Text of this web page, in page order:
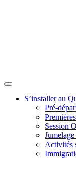
S’installer au
Pré-
Session
Activités